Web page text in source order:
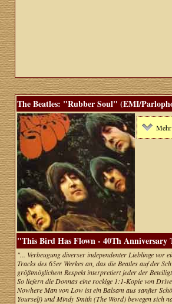
The Beatles: "Rubber Soul" (EMI/
"This Bird Has Flown - 40Th Anniversary
"... Verbeugung diverser independenter Lieblinge vor
Tracks des 65er Werkes an, das die Beatles auf der
größtmöglichem Respekt interpretiert jeder der
So liefern die Donnas eine rockige 1:1-Kopie von
Nowhere Man von Low ist ein Balsam aus sanfter
Yourself) und Mindy Smith (The Word) bewegen sich